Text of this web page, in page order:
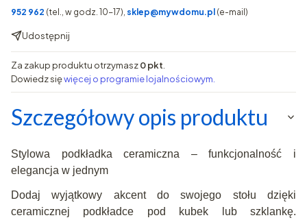
952 962 (tel., w godz. 10-17), sklep@mywdomu.pl (e-mail)
Udostępnij
Za zakup produktu otrzymasz0 pkt
Dowiedz sięwięcej o programie lojalnościowym.
Szczegółowy opis produktu
Stylowa podkładka ceramiczna – funkcjonalność i
elegancja w jednym
Dodaj wyjątkowy akcent do swojego stołu dzięki
ceramicznej podkładce pod kubek lub szklankę.